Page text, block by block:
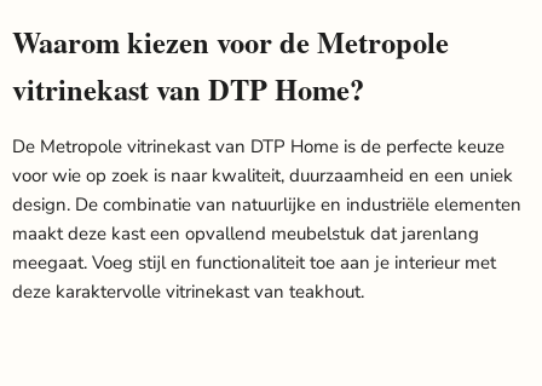
Waarom kiezen voor de Metropole
vitrinekast van DTP Home?
De Metropole vitrinekast van DTP Home is de perfecte keuze
voor wie op zoek is naar kwaliteit, duurzaamheid en een uniek
design. De combinatie van natuurlijke en industriële elementen
maakt deze kast een opvallend meubelstuk dat jarenlang
meegaat. Voeg stijl en functionaliteit toe aan je interieur met
deze karaktervolle vitrinekast van teakhout.